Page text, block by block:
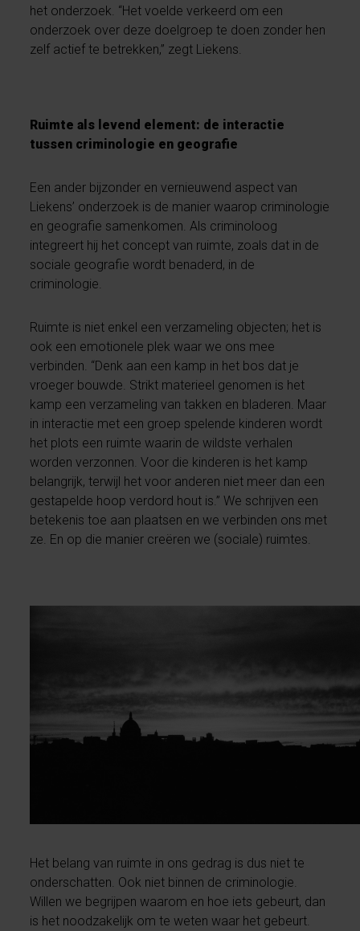
het onderzoek. “Het voelde verkeerd om een
onderzoek over deze doelgroep te doen zonder hen
zelf actief te betrekken,” zegt Liekens.
Ruimte als levend element: de interactie
tussen criminologie en geografie
Een ander bijzonder en vernieuwend aspect van
Liekens’ onderzoek is de manier waarop criminologie
en geografie samenkomen. Als criminoloog
integreert hij het concept van ruimte, zoals dat in de
sociale geografie wordt benaderd, in de
criminologie.
Ruimte is niet enkel een verzameling objecten; het is
ook een emotionele plek waar we ons mee
verbinden. “Denk aan een kamp in het bos dat je
vroeger bouwde. Strikt materieel genomen is het
kamp een verzameling van takken en bladeren. Maar
in interactie met een groep spelende kinderen wordt
het plots een ruimte waarin de wildste verhalen
worden verzonnen. Voor die kinderen is het kamp
belangrijk, terwijl het voor anderen niet meer dan een
gestapelde hoop verdord hout is.” We schrijven een
betekenis toe aan plaatsen en we verbinden ons met
ze. En op die manier creëren we (sociale) ruimtes.
Het belang van ruimte in ons gedrag is dus niet te
onderschatten. Ook niet binnen de criminologie.
Willen we begrijpen waarom en hoe iets gebeurt, dan
is het noodzakelijk om te weten waar het gebeurt.